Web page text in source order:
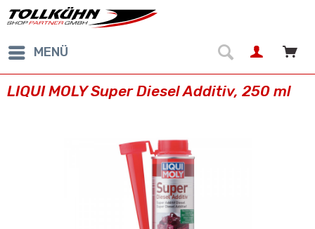
MENÜ
LIQUI MOLY Super Diesel Additiv, 250 ml